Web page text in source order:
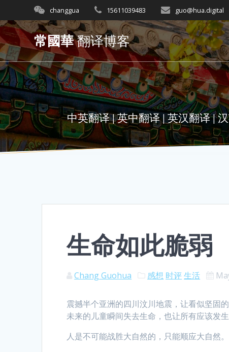
to
content
changgua 15611039483 guo@hua.digital
常國華翻译博客
中英翻译 | 英中翻译 | 英汉翻译 |
生命如此脆弱
Chang Guohua 感想 时评生活
震撼半个亚洲的四川汶川地震，让看似坚固
未来的儿童瞬间失去生命，也让所有应该发
人是不可能战胜大自然的，只能顺应大自然。